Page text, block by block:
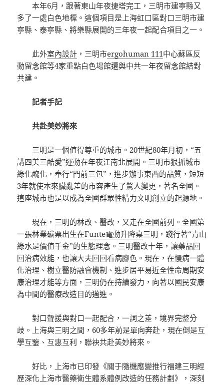
本年6月，跟著東山年夜捷塔完工，三明市建寧縣又
多了一處白色地標。這個項目是上海虹口區對口三明市建
寧縣、泰寧縣、將樂縣展開的三年夜一起配合項目之一。
此外室內設計 ，三明市ergohuman 111中心蘇區反
動留念館等4家重點白色場館還與中共一年夜留念館結對
共建。
記者手記
共赴美妙將來
三明是一個值得尊重的城市。20世紀80年月初，“五
講四美三酷愛”運動在年夜江南北展開。三明市狠抓城市
綠化醜化，奉行“門前三包”，進步辦事東西的品質，短短
3年就使本來臟亂差的市容產生了驚人變更，著名全國。
這座城市也是以成為全國群眾性精力文明創立的起源地。
現在，三明的林改、醫改，又走在全國前列。全國第
一張林業碳票出生在Funte電動升降桌三明，踐行著“青山
綠水是價值千金”的生態理念。三明醫改十年，讓藥品回
回治病效能，也讓大夫回回看病腳色。現在，在慢病一體
化治理、樹立醫防融會機制、進步居平易近全性命周期安
康治理才能等方面，三明仍在持續發力，向著以國民安康
為中間的醫療改造目的邁進。
對口聲援與對口一起配合，一詞之差，境界完整分
歧。上海與三明之間，60多年前是單向奔赴，現在倒是互
學互鑒、互惠互利，聯袂共赴美妙將來。
好比，上海市已印發《關于隨機應變推行福建三明經
歷深化上海市醫藥衛生體系體例改造的任務計劃》，深刻